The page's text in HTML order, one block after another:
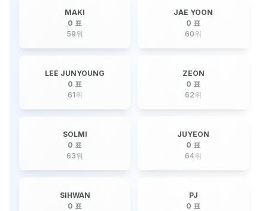
MAKI
0 표
59위
JAE YOON
0 표
60위
LEE JUNYOUNG
0 표
61위
ZEON
0 표
62위
SOLMI
0 표
63위
JUYEON
0 표
64위
SIHWAN
0 표
PJ
0 표